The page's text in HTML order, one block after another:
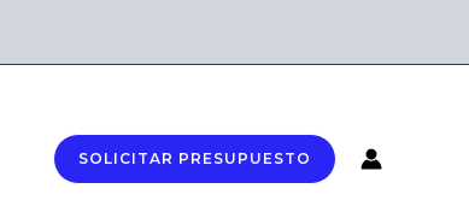
SOLICITAR PRESUPUESTO